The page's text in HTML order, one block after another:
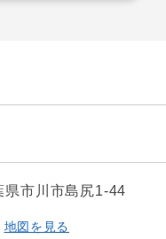
県市川市島尻1-44
地図を見る